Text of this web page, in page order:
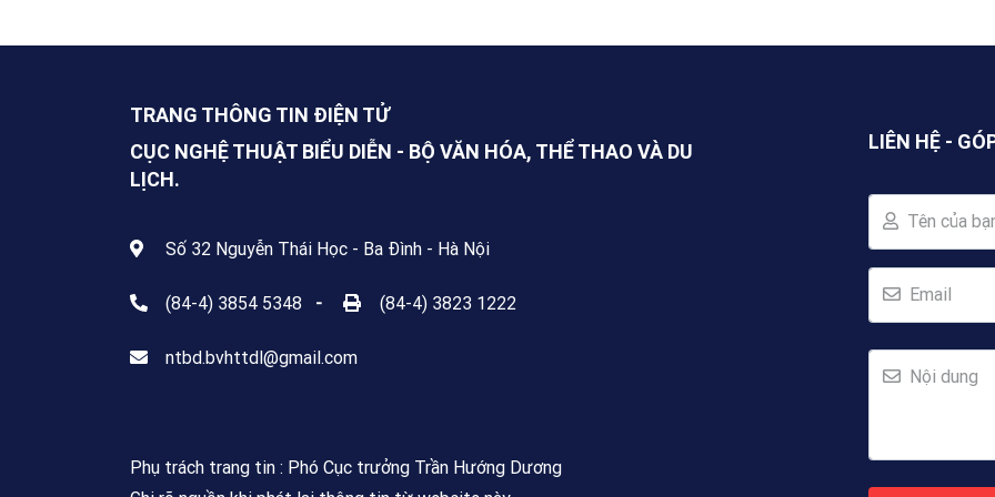
TRANG THÔNG TIN ĐIỆN TỬ
CỤC NGHỆ THUẬT BIỂU DIỄN - BỘ VĂN HÓA, THỂ THAO VÀ DU
LỊCH.
Số 32 Nguyễn Thái Học - Ba Đình - Hà Nội
(84-4) 3854 5348 - (84-4) 3823 1222
ntbd.bvhttdl@gmail.com
Phụ trách trang tin : Phó Cục trưởng Trần Hướng Dương
LIÊN HỆ -
Tên của
Email
Nội dung